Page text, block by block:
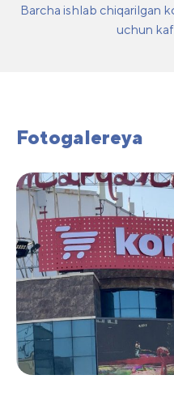
Barcha ishlab chiqarilgan
uchun
Fotogalereya